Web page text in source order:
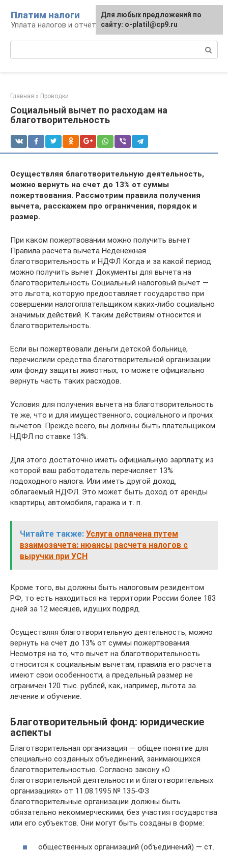
контенту
Платим налоги
Уплата налогов и отчётность
Главная » Проводки
Социальный вычет по расходам на
благотворительность
Осуществляя благотворительную деятельность,
можно вернуть на счет до 13% от суммы
пожертвования. Рассмотрим правила получения
вычета, расскажем про ограничения, порядок и
размер.
При каком пожертвовании можно получить вычет
Правила расчета вычета Неденежная
благотворительность и НДФЛ Когда и за какой период
можно получить вычет Документы для вычета на
благотворительность Социальный налоговый вычет —
это льгота, которую предоставляет государство при
совершении налогоплательщиком каких-либо социально
значимых действий. К таким действиям относится и
благотворительность.
Если вы пожертвовали деньги детской больнице,
перечислили средства благотворительной организации
или фонду защиты животных, то можете официально
вернуть часть таких расходов.
Условия для получения вычета на благотворительность
те же, что и для имущественного, социального и прочих
вычетов. Прежде всего, вы должны быть плательщиком
НДФЛ по ставке 13%.
Для этого достаточно иметь официальную зарплату, из
которой ваш работодатель перечисляет 13%
подоходного налога. Или иметь другой доход,
облагаемый НДФЛ. Это может быть доход от аренды
квартиры, автомобиля, гаража и т. п.
Читайте также: Услуга оплачена путем
взаимозачета: нюансы расчета налогов с
выручки при УСН
Кроме того, вы должны быть налоговым резидентом
РФ, то есть находиться на территории России более 183
дней за 12 месяцев, идущих подряд.
Осуществляя благотворительную деятельность, можно
вернуть на счет до 13% от суммы пожертвования.
Несмотря на то, что вычет на благотворительность
относится к социальным вычетам, правила его расчета
имеют свои особенности, а предельный размер не
ограничен 120 тыс. рублей, как, например, льгота за
лечение и обучение.
Благотворительный фонд: юридические
аспекты
Благотворительная организация — общее понятие для
специально созданных объединений, занимающихся
благотворительностью. Согласно закону «О
благотворительной деятельности и благотворительных
организациях» от 11.08.1995 № 135-ФЗ
благотворительные организации должны быть
обязательно некоммерческими, без участия государства
или его субъектов. Они могут быть созданы в форме:
общественных организаций (объединений) — ст.
Для любых предложений по
сайту: o-platil@cp9.ru